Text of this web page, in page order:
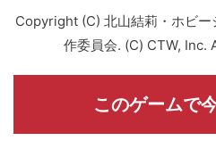
Copyright (C) 北山結莉・ホビー
作委員会. (C) CTW, Inc.
このゲームで